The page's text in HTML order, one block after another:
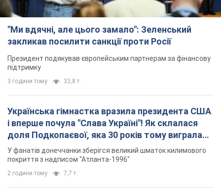
Українська гімнастка вразила президента США
і вперше почула "Слава Україні"! Як склалася
доля Подкопаєвої, яка 30 років тому виграла
покриття з надписом "Атланта-1996"
внаслідок удару РФ по Київщині загинула
директорка київського ліцею, її чоловік та онук
7 годин тому 18,5 т.